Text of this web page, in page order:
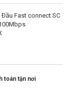
Fast connect SC
toán tận nơi